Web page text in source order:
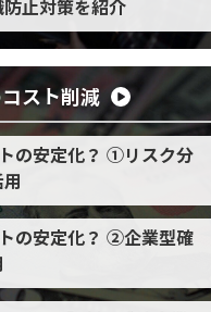
止対策を紹介
スト削減
の安定化？ ①リスク分
の安定化？ ②企業型確